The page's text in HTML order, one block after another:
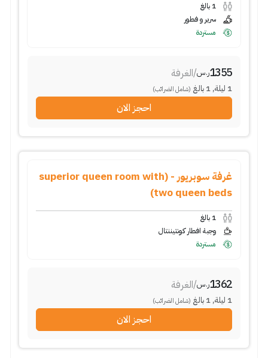
1 بالغ
سرير و فطور
مستردة
1355ر.س/الغرفة
1 ليلة,
1 بالغ (شامل الضرائب)
احجز الان
غرفة سوبريور - (superior queen room with
two queen beds)
1 بالغ
وجبة افطار كونتيننتال
مستردة
1362ر.س/الغرفة
1 ليلة,
1 بالغ (شامل الضرائب)
احجز الان